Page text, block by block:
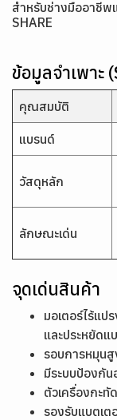
สำหรับช่างมืออาชีพ
SHARE
ข้อมูลจำเพาะ
คุณสมบัติ
แบรนด์
วัสดุหลัก
ลักษณะเด่น
จุดเด่นสินค้า
มอเตอร์ไร้แ
และประหยัดแ
รอบการหมุนสู
มีระบบป้องกั
ตัวเครื่องกะ
รองรับแบตเต